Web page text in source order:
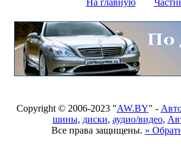
Copyright © 2006-2023 "AW.BY" -
шины, диски, аудио/видео,
Все права защищены. »